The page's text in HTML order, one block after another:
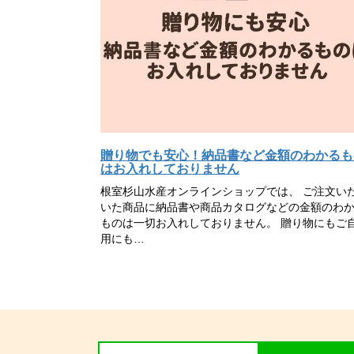
贈り物でも安心！納品書など金額のわかる
はお入れしておりません
根室杉山水産オンラインショップでは、 ご注文い
いた商品に納品書や商品カタログなどの金額のわ
ものは一切お入れしておりません。 贈り物にもご
用にも…